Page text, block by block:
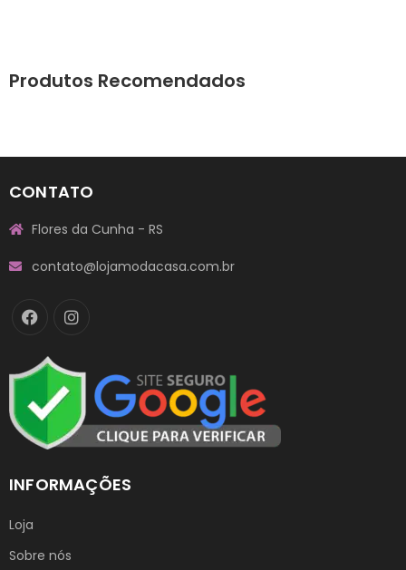
Produtos Recomendados
CONTATO
Flores da Cunha - RS
contato@lojamodacasa.com.br
INFORMAÇÕES
Loja
Sobre nós